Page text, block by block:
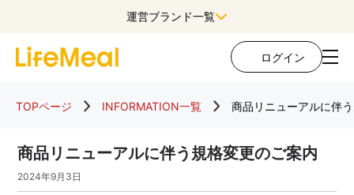
運営ブランド一覧
ログイン
TOPページ INFORMATION一覧 商品リニューアルに伴
商品リニューアルに伴う規格変更のご案内
2024年9月3日